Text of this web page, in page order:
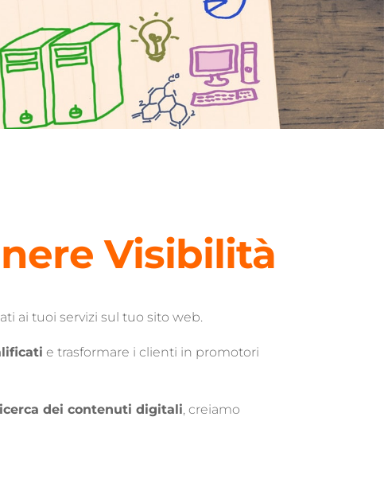
Visibilità
ai tuoi servizi sul tuo sito web.
e trasformare i clienti in promotori
dei contenuti digitali, creiamo